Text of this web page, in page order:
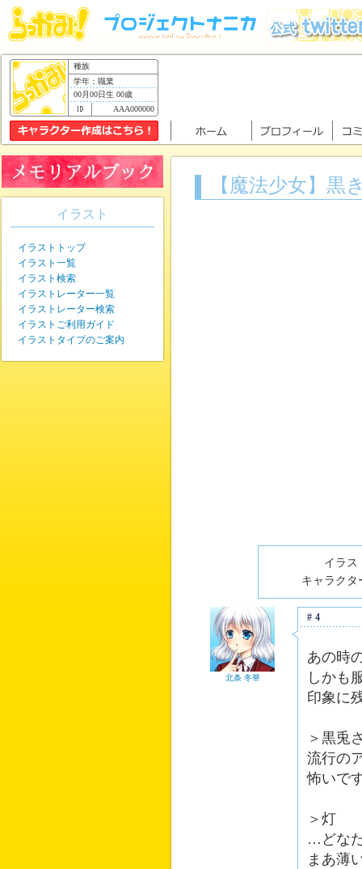
種族
学年：職業
00月00日生 00歳
AAA000000
【魔法少女】黒
イラス
キャラクタ
北条 冬華
#4
あの時
しかも
印象に
＞黒兎
流行の
怖いで
＞灯
…どな
まあ薄
イラスト
イラストトップ
イラスト一覧
イラスト検索
イラストレーター一覧
イラストレーター検索
イラストご利用ガイド
イラストタイプのご案内